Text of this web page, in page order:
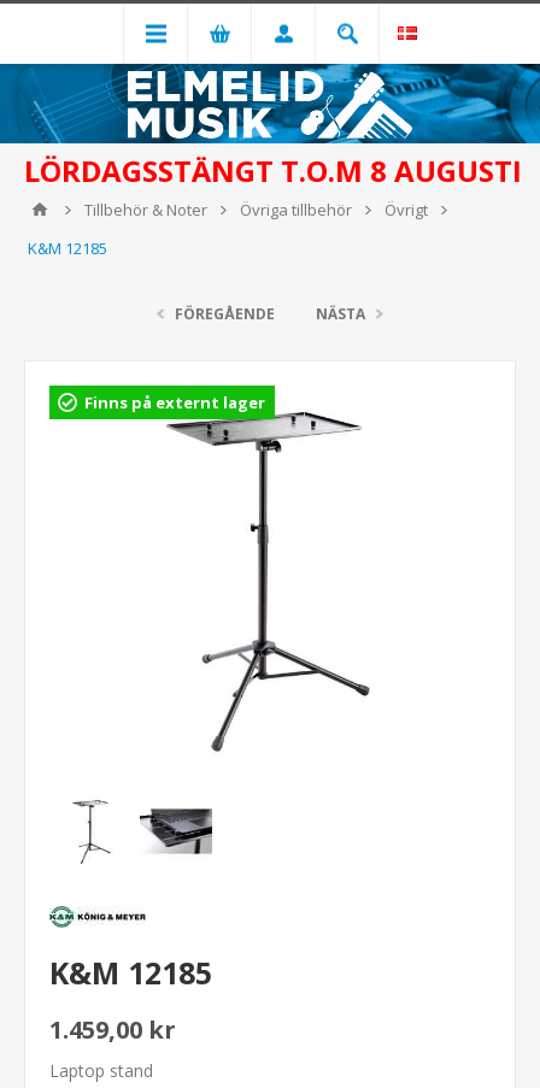
LÖRDAGSSTÄNGT T.O.M 8 AUGUSTI
Tillbehör & Noter Övriga tillbehör
Övrigt
K&M 12185
FÖREGÅENDE NÄSTA
Finns på externt lager
K&M 12185
1.459,00 kr
Laptop stand